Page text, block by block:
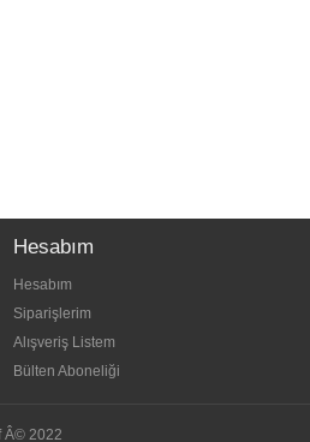
Hesabım
Hesabım
Siparişlerim
Alışveriş Listem
Bülten Aboneliği
Â© 2022